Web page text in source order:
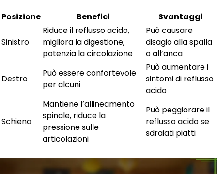
Posizione Benefici Svantaggi
Sinistro
Riduce il reflusso acido,
migliora la digestione,
potenzia la circolazione
Può causare
disagio alla spalla
o all’anca
Destro
Può essere confortevole
per alcuni
Può aumentare i
sintomi di reflusso
acido
Schiena
Mantiene l’allineamento
spinale, riduce la
pressione sulle
articolazioni
Può peggiorare il
reflusso acido se
sdraiati piatti